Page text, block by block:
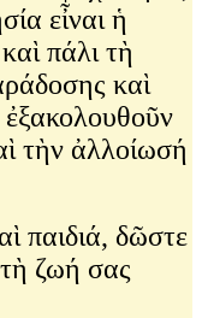
εἶναι ἡ
πάλι τὴ
καὶ
ἐξακολουθοῦν
τὴν ἀλλοίωσή
παιδιά, δῶστε
τὴ ζωή σας